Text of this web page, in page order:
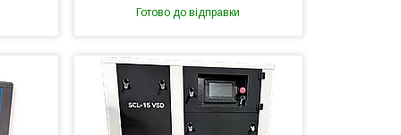
Готово до відправки